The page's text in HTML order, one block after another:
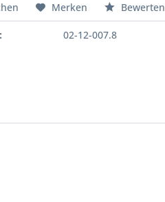
Merken Bewerten
02-12-007.8